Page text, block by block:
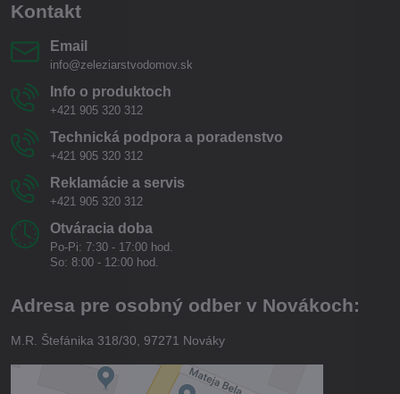
Kontakt
Email
info@zeleziarstvodomov.sk
Info o produktoch
+421 905 320 312
Technická podpora a poradenstvo
+421 905 320 312
Reklamácie a servis
+421 905 320 312
Otváracia doba
Po-Pi: 7:30 - 17:00 hod.
So: 8:00 - 12:00 hod.
Adresa pre osobný odber v Novákoch:
M.R. Štefánika 318/30, 97271 Nováky